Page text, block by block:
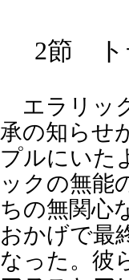
2節 ト
エラリッ
承の知らせ
プルにいた
ックの無能
ちの無関心
おかげで最
なった。彼